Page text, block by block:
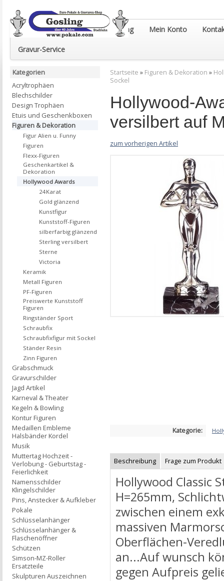
Euro-Pokale & Gravur-Shop Gosling Mein Konto
Gravur-Service
Startseite » Figuren & Dekoration »
Sockel
Hollywood-
versilbert auf
zum vorherigen Artikel
Kategorie:
Beschreibung Frage zum Produkt
Hollywood Classic
H=265mm,
zwischen einem
massiven
Oberflächen-
an...Auf wunsch
gegen Aufpreis
Kategorien
Acryltrophäen
Blechschilder
Design Trophäen
Etuis und Geschenkboxen
Figuren & Dekoration
Figur Alien u. Funny
Figuren
Flexx-Figuren
Geschenkartikel &
Dekoration
Hollywood Awards
24Karat
Gold glänzend
Kunstfigur
Kunststoff-Figuren
silberfarbig glänzend
Sterling versilbert
Sterne
Victoria
Keramik
Metall Figuren
PF-Figuren
Preiswerte Kunststoff
Figuren
Ringständer Sport
Schraubfix
Schraubfixfigur mit Sockel
Ständer Resin
Zinn Figuren
Grabschmuck
Gravurschilder
Jagd Artikel
Karneval & Theater
Kegeln & Bowling
Kontur Figuren
Medaillen Embleme
Halsbänder Kordel
Musik
Muttertag Hochzeit -
Verlobung - Geburtstag -
Feierlichkeit
Namensschilder
Klingelschilder
Pins, Anstecker & Aufkleber
Pokale
Schlüsselanhänger
Schlüsselanhänger &
Flaschenöffner
Schützen
Simson-MZ-Roller
Ersatzteile
Skulpturen Auszeichnen